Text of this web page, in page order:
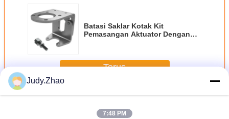
Batasi Saklar Kotak Kit
Pemasangan Aktuator Dengan
Terus
LebihAksesori Katup Pneumatik
Judy.Zhao
7:48 PM